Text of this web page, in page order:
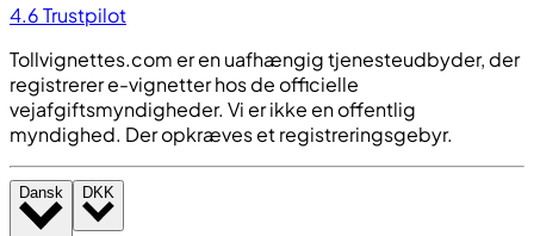
4.6Trustpilot
Tollvignettes.com er en uafhængig tjenesteudbyder, der
registrerer e-vignetter hos de officielle
vejafgiftsmyndigheder. Vi er ikke en offentlig
myndighed. Der opkræves et registreringsgebyr.
Dansk DKK